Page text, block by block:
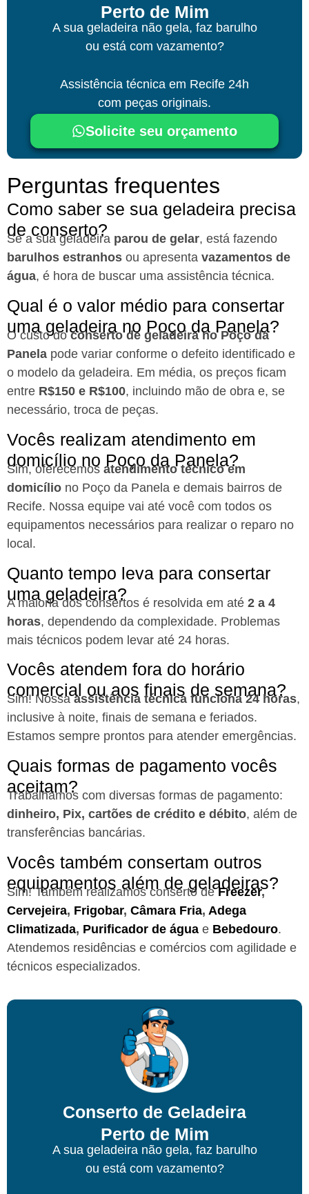
Perto de Mim
A sua geladeira não gela, faz barulho
ou está com vazamento?
Assistência técnica em Recife 24h
com peças originais.
Solicite seu orçamento
Perguntas frequentes
Como saber se sua geladeira precisa
de conserto?
Se a sua geladeira parou de gelar, está fazendo
barulhos estranhos ou apresenta vazamentos de
água, é hora de buscar uma assistência técnica.
Qual é o valor médio para consertar
uma geladeira no Poço da Panela?
O custo doconserto de geladeira no Poço da
Panela pode variar conforme o defeito identificado e
o modelo da geladeira. Em média, os preços ficam
entre R$150 e R$100, incluindo mão de obra e, se
necessário, troca de peças.
Vocês realizam atendimento em
domicílio no Poço da Panela?
Sim, oferecemos atendimento técnico em
domicílio no Poço da Panela e demais bairros de
Recife. Nossa equipe vai até você com todos os
equipamentos necessários para realizar o reparo no
local.
Quanto tempo leva para consertar
uma geladeira?
A maioria dos consertos é resolvida em até 2 a 4
horas, dependendo da complexidade. Problemas
mais técnicos podem levar até 24 horas.
Vocês atendem fora do horário
comercial ou aos finais de semana?
Sim! Nossaassistência técnica funciona 24 horas,
inclusive à noite, finais de semana e feriados.
Estamos sempre prontos para atender emergências.
Quais formas de pagamento vocês
aceitam?
Trabalhamos com diversas formas de pagamento:
dinheiro, Pix, cartões de crédito e débito, além de
transferências bancárias.
Vocês também consertam outros
equipamentos além de geladeiras?
Sim! Também realizamos conserto deFreezer,
Cervejeira, Frigobar, Câmara Fria, Adega
Climatizada, Purificador de água e Bebedouro.
Atendemos residências e comércios com agilidade e
técnicos especializados.
Conserto de Geladeira
Perto de Mim
A sua geladeira não gela, faz barulho
ou está com vazamento?